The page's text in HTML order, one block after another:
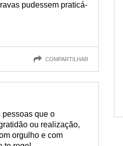
pudessem praticá-
COMPARTILHAR
pessoas que o
ou realização,
orgulho e com